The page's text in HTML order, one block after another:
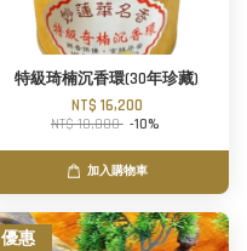
特級琦楠沉香環(30年珍藏)
NT$ 16,200
NT$ 18,000 -10%
加入購物車
優惠